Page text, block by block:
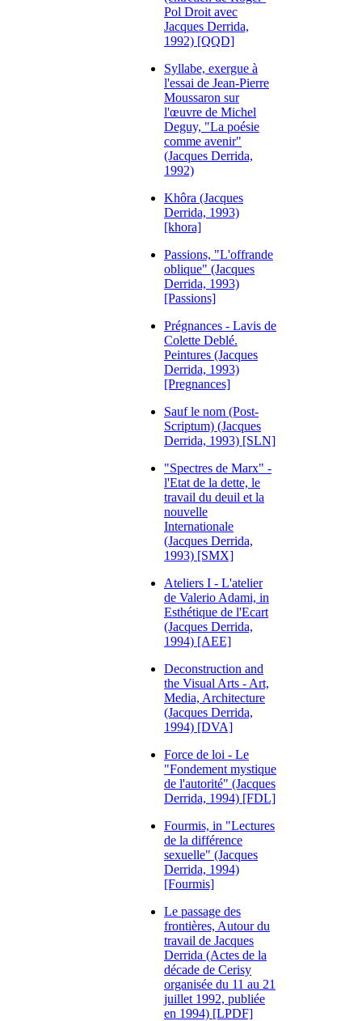
Pol Droit avec
Jacques Derrida,
1992) [QQD]
Syllabe, exergue à
l'essai de Jean-Pierre
Moussaron sur
l'œuvre de Michel
Deguy, "La poésie
comme avenir"
(Jacques Derrida,
1992)
Khôra (Jacques
Derrida, 1993)
[khora]
Passions, "L'offrande
oblique" (Jacques
Derrida, 1993)
[Passions]
Prégnances - Lavis de
Colette Deblé.
Peintures (Jacques
Derrida, 1993)
[Pregnances]
Sauf le nom (Post-
Scriptum) (Jacques
Derrida, 1993) [SLN]
"Spectres de Marx" -
l'Etat de la dette, le
travail du deuil et la
nouvelle
Internationale
(Jacques Derrida,
1993) [SMX]
Ateliers I - L'atelier
de Valerio Adami, in
Esthétique de l'Ecart
(Jacques Derrida,
1994) [AEE]
Deconstruction and
the Visual Arts - Art,
Media, Architecture
(Jacques Derrida,
1994) [DVA]
Force de loi - Le
"Fondement mystique
de l'autorité" (Jacques
Derrida, 1994) [FDL]
Fourmis, in "Lectures
de la différence
sexuelle" (Jacques
Derrida, 1994)
[Fourmis]
Le passage des
frontières, Autour du
travail de Jacques
Derrida (Actes de la
décade de Cerisy
organisée du 11 au 21
juillet 1992, publiée
en 1994) [LPDF]